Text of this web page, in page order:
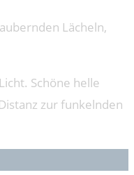
Lächeln,
Schöne helle
zur funkelnden